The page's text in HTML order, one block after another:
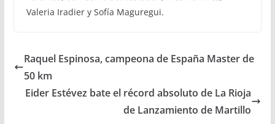
Valeria Iradier y Sofía Maguregui.
Raquel Espinosa, campeona de España Master de
50 km
Eider Estévez bate el récord absoluto de La Rioja
de Lanzamiento de Martillo